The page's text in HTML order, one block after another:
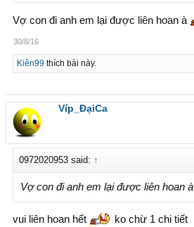
Vợ con đi anh em lại được liên hoan à
30/8/16
Kiên99 thích bài này.
Víp_ĐạiCa
0972020953 said: ↑
Vợ con đi anh em lại được liên hoan à
vui liên hoan hết ko chừ 1 chi tiết